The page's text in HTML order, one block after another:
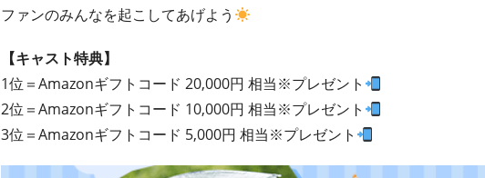
ファンのみんなを起こしてあげよう
【キャスト特典】
1位＝Amazonギフトコード 20,000円 相当※プレゼント
2位＝Amazonギフトコード 10,000円 相当※プレゼント
3位＝Amazonギフトコード 5,000円 相当※プレゼント